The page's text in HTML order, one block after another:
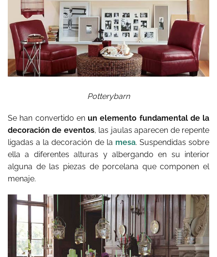
Potterybarn
Se han convertido en un elemento fundamental de la
decoración de eventos, las jaulas aparecen de repente
ligadas a la decoración de la mesa. Suspendidas sobre
ella a diferentes alturas y albergando en su interior
alguna de las piezas de porcelana que componen el
menaje.